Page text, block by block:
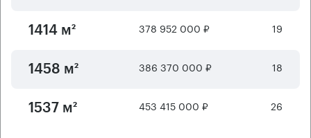
1414 м² 378 952 000 ₽ 19
1458 м² 386 370 000 ₽ 18
1537 м² 453 415 000 ₽ 26